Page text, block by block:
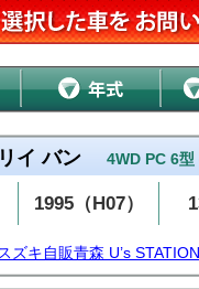
イ バン 4WD PC 6
1995（H07）
ズキ自販青森 U’s